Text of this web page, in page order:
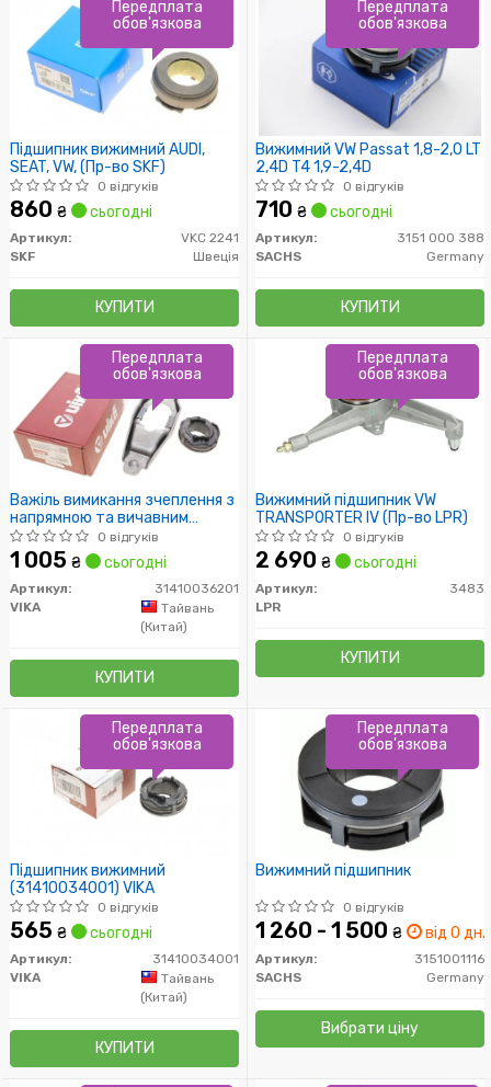
Підшипник вижимний AUDI,
SEAT, VW, (Пр-во SKF)
0 відгуків
860 ₴ сьогодні
Артикул:
VKC 2241
SKF
Швеція
КУПИТИ
Передплата
обов'язкова
Вижимний VW Passat 1,8-2,0 LT
2,4D T4 1,9-2,4D
0 відгуків
710 ₴ сьогодні
Артикул:
3151 000 388
SACHS
Germany
КУПИТИ
Передплата
обов'язкова
Важіль вимикання зчеплення з
напрямною та вичавним
підшипником (31410036201)
VIKA
0 відгуків
1 005 ₴ сьогодні
Артикул:
31410036201
VIKA
Тайвань
(Китай)
КУПИТИ
Передплата
обов'язкова
Вижимний підшипник VW
TRANSPORTER IV (Пр-во LPR)
0 відгуків
2 690 ₴ сьогодні
Артикул:
3483
LPR
КУПИТИ
Передплата
обов'язкова
Підшипник вижимний
(31410034001) VIKA
0 відгуків
565 ₴ сьогодні
Артикул:
31410034001
VIKA
Тайвань
(Китай)
КУПИТИ
Передплата
обов'язкова
Вижимний підшипник
0 відгуків
1 260 - 1 500 ₴ від 0 дн.
Артикул:
3151001116
SACHS
Germany
Вибрати ціну
Передплата
обов'язкова